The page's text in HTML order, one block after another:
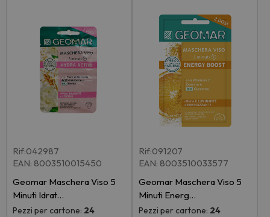
Rif:042987
EAN: 8003510015450
Geomar Maschera Viso 5
Minuti Idrat…
Pezzi per cartone: 24
Rif:091207
EAN: 8003510033577
Geomar Maschera Viso 5
Minuti Energ…
Pezzi per cartone: 24